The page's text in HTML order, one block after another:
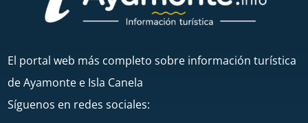
El portal web más completo sobre información turística
de Ayamonte e Isla Canela
Síguenos en redes sociales: